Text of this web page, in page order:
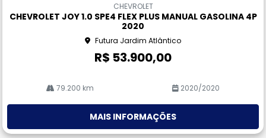
rtil
CHEVROLET
CHEVROLET JOY 1.0 SPE4 FLEX PLUS MANUAL GASOLINA 4P
2020
Futura Jardim Atlântico
R$ 53.900,00
79.200 km 2020/2020
MAIS INFORMAÇÕES